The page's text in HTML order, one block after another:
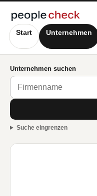
Start Unternehmen
Unternehmen suchen
Suche eingrenzen